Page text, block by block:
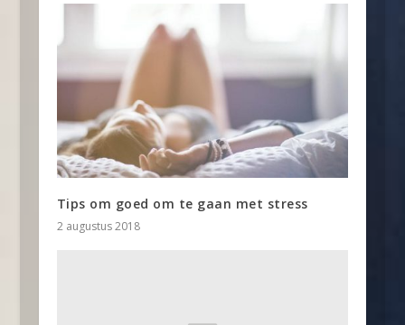
Tips om goed om te gaan met stress
2 augustus 2018